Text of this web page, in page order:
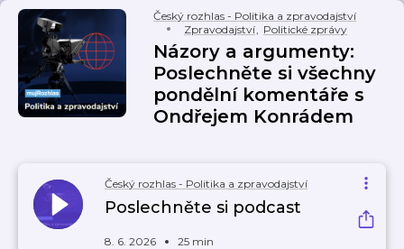
Český rozhlas - Politika a zpravodajství
Zpravodajství, Politické zprávy
Názory a argumenty:
Poslechněte si všechny
pondělní komentáře s
Ondřejem Konrádem
Český rozhlas - Politika a zpravodajství
Poslechněte si podcast
8. 6. 2026 25 min